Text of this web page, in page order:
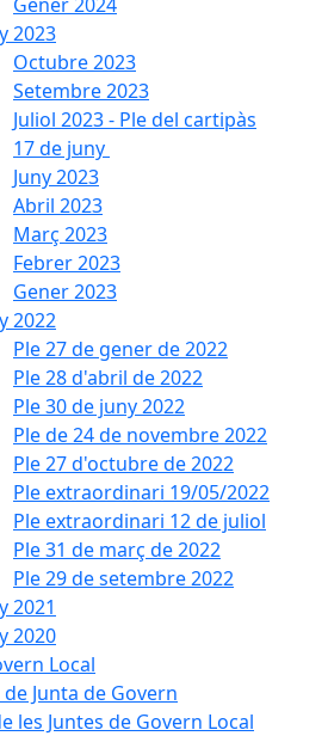
2023
Octubre 2023
Setembre 2023
Juliol 2023 - Ple del cartipàs
17 de juny
Juny 2023
Abril 2023
Març 2023
Febrer 2023
Gener 2023
2022
Ple 27 de gener de 2022
Ple 28 d'abril de 2022
Ple 30 de juny 2022
Ple de 24 de novembre 2022
Ple 27 d'octubre de 2022
Ple extraordinari 19/05/2022
Ple extraordinari 12 de juliol
Ple 31 de març de 2022
Ple 29 de setembre 2022
2021
2020
Local
Junta de Govern
les Juntes de Govern Local